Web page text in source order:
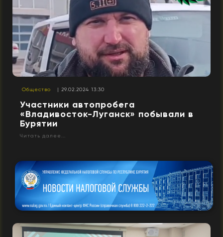
Общество | 29.02.2024 13:30
Участники автопробега
«Владивосток-Луганск» побывали в
Бурятии
Читать далее...